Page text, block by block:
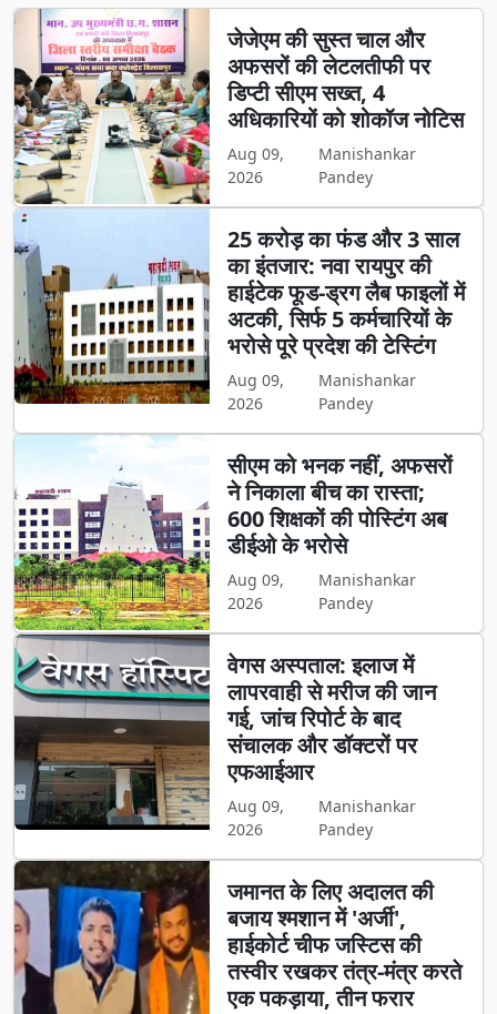
जेजेएम की सुस्त चाल और
अफसरों की लेटलतीफी पर
डिप्टी सीएम सख्त, 4
अधिकारियों को शोकॉज नोटिस
Aug 09,
2026
Manishankar
Pandey
25 करोड़ का फंड और 3 साल
का इंतजार: नवा रायपुर की
हाईटेक फूड-ड्रग लैब फाइलों में
अटकी, सिर्फ 5 कर्मचारियों के
भरोसे पूरे प्रदेश की टेस्टिंग
Aug 09,
2026
Manishankar
Pandey
सीएम को भनक नहीं, अफसरों
ने निकाला बीच का रास्ता;
600 शिक्षकों की पोस्टिंग अब
डीईओ के भरोसे
Aug 09,
2026
Manishankar
Pandey
वेगस अस्पताल: इलाज में
लापरवाही से मरीज की जान
गई, जांच रिपोर्ट के बाद
संचालक और डॉक्टरों पर
एफआईआर
Aug 09,
2026
Manishankar
Pandey
जमानत के लिए अदालत की
बजाय श्मशान में 'अर्जी',
हाईकोर्ट चीफ जस्टिस की
तस्वीर रखकर तंत्र-मंत्र करते
एक पकड़ाया, तीन फरार